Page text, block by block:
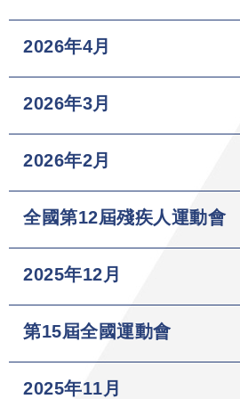
2026年4月
2026年3月
2026年2月
全國第12屆殘疾人運動會
2025年12月
第15屆全國運動會
2025年11月